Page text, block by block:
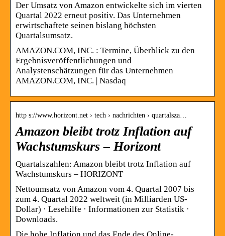
Der Umsatz von Amazon entwickelte sich im vierten
Quartal 2022 erneut positiv. Das Unternehmen
erwirtschaftete seinen bislang höchsten
Quartalsumsatz.
AMAZON.COM, INC. : Termine, Überblick zu den
Ergebnisveröffentlichungen und
Analystenschätzungen für das Unternehmen
AMAZON.COM, INC. | Nasdaq
http s://www.horizont.net › tech › nachrichten › quartalsza…
Amazon bleibt trotz Inflation auf
Wachstumskurs – Horizont
Quartalszahlen: Amazon bleibt trotz Inflation auf
Wachstumskurs – HORIZONT
Nettoumsatz von Amazon vom 4. Quartal 2007 bis
zum 4. Quartal 2022 weltweit (in Milliarden US-
Dollar) · Lesehilfe · Informationen zur Statistik ·
Downloads.